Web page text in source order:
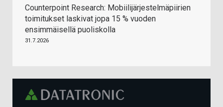
Counterpoint Research: Mobiilijärjestelmäpiirien
toimitukset laskivat jopa 15 % vuoden
ensimmäisellä puoliskolla
31.7.2026